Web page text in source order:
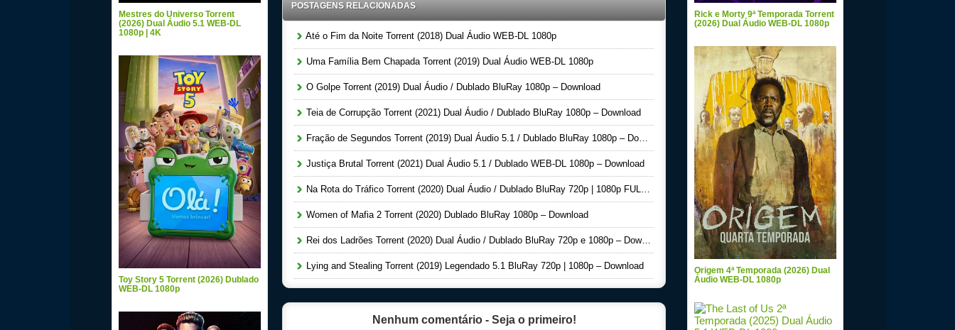
POSTAGENS RELACIONADAS
Até o Fim da Noite Torrent (2018) Dual Áudio WEB-DL 1080p
Uma Família Bem Chapada Torrent (2019) Dual Áudio WEB-DL 1080p
O Golpe Torrent (2019) Dual Áudio / Dublado BluRay 1080p – Download
Teia de Corrupção Torrent (2021) Dual Áudio / Dublado BluRay 1080p – Download
Fração de Segundos Torrent (2019) Dual Áudio 5.1 / Dublado BluRay 1080p – Download
Justiça Brutal Torrent (2021) Dual Áudio 5.1 / Dublado WEB-DL 1080p – Download
Na Rota do Tráfico Torrent (2020) Dual Áudio / Dublado BluRay 720p | 1080p FULL HD – Download
Women of Mafia 2 Torrent (2020) Dublado BluRay 1080p – Download
Rei dos Ladrões Torrent (2020) Dual Áudio / Dublado BluRay 720p e 1080p – Download
Lying and Stealing Torrent (2019) Legendado 5.1 BluRay 720p | 1080p – Download
Nenhum comentário - Seja o primeiro!
Mestres do Universo Torrent
(2026) Dual Áudio 5.1 WEB-DL
1080p | 4K
Toy Story 5 Torrent (2026) Dublado
WEB-DL 1080p
Rick e Morty 9ª Temporada Torrent
(2026) Dual Áudio WEB-DL 1080p
Origem 4ª Temporada (2026) Dual
Áudio WEB-DL 1080p